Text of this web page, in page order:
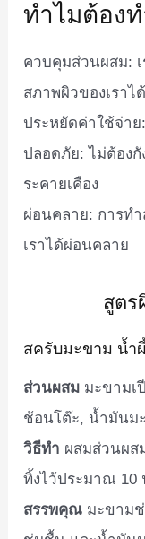
ทำไมต้อง
ควบคุมส่วนผสม:
สภาพผิวของเราได้
ประหยัดค่าใช้จ่า
ปลอดภัย: ไม่ต้องกั
ระคายเคือง
ผ่อนคลาย: การทำ
เราได้ผ่อนคลาย
สูตร
สครับมะขาม น้ำ
ส่วนผสม มะขามเ
ช้อนโต๊ะ, น้ำมันม
วิธีทำ ผสมส่วนผส
ทิ้งไว้ประมาณ 10
สรรพคุณ มะขาม